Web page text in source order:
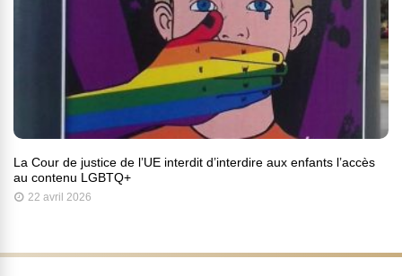
La Cour de justice de l’UE interdit d’interdire aux enfants l’accès
au contenu LGBTQ+
22 avril 2026